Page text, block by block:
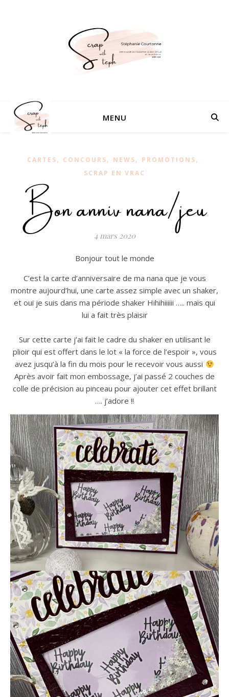
MENU
CARTES, CONCOURS, NEWS, PROMOTIONS,
SCRAP EN VRAC
Bon anniv nana/jeu
4 mars 2020
Bonjour tout le monde
C’est la carte d’anniversaire de ma nana que je vous
montre aujourd’hui, une carte assez simple avec un shaker,
et oui je suis dans ma période shaker Hihihiiiiii ….. mais qui
lui a fait très plaisir
Sur cette carte j’ai fait le cadre du shaker en utilisant le
plioir qui est offert dans le lot « la force de l’espoir », vous
avez jusqu’à la fin du mois pour le recevoir vous aussi
Après avoir fait mon embossage, j’ai passé 2 couches de
colle de précision au pinceau pour ajouter cet effet brillant
…. j’adore !!